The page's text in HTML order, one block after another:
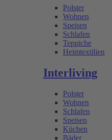
Polster
Wohnen
Speisen
Schlafen
Teppiche
Heimtextilien
Interliving
Polster
Wohnen
Schlafen
Speisen
Küchen
Bäder